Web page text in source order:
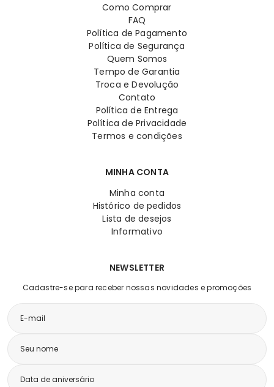
Como Comprar
FAQ
Política de Pagamento
Política de Segurança
Quem Somos
Tempo de Garantia
Troca e Devolução
Contato
Política de Entrega
Política de Privacidade
Termos e condições
MINHA CONTA
Minha conta
Histórico de pedidos
Lista de desejos
Informativo
NEWSLETTER
Cadastre-se para receber nossas novidades e promoções